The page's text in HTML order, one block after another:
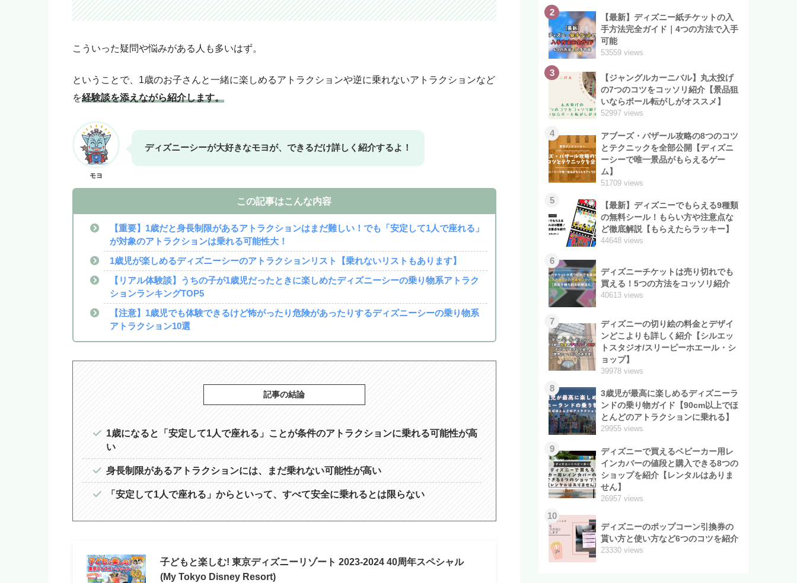
こういった疑問や悩みがある人も多いはず。
ということで、1歳のお子さんと一緒に楽しめるアトラクションや逆に乗れないアトラクションなど
を経験談を添えながら紹介します。
モヨ
ディズニーシーが大好きなモヨが、できるだけ詳しく紹介するよ！
この記事はこんな内容
【重要】1歳だと身長制限があるアトラクションはまだ難しい！でも「安定して1人で座れる」
が対象のアトラクションは乗れる可能性大！
1歳児が楽しめるディズニーシーのアトラクションリスト【乗れないリストもあります】
【リアル体験談】うちの子が1歳児だったときに楽しめたディズニーシーの乗り物系アトラク
ションランキングTOP5
【注意】1歳児でも体験できるけど怖がったり危険があったりするディズニーシーの乗り物系
アトラクション10選
記事の結論
1歳になると「安定して1人で座れる」ことが条件のアトラクションに乗れる可能性が高
い
身長制限があるアトラクションには、まだ乗れない可能性が高い
「安定して1人で座れる」からといって、すべて安全に乗れるとは限らない
子どもと楽しむ! 東京ディズニーリゾート 2023-2024 40周年スペシャル
(My Tokyo Disney Resort)
2
【最新】ディズニー紙チケットの入
手方法完全ガイド｜4つの方法で入手
可能
53559 views
3
【ジャングルカーニバル】丸太投げ
の7つのコツをコッソリ紹介【景品狙
いならボール転がしがオススメ】
52997 views
4
アブーズ・バザール攻略の8つのコツ
とテクニックを全部公開【ディズニ
ーシーで唯一景品がもらえるゲー
ム】
51709 views
5
【最新】ディズニーでもらえる9種類
の無料シール！もらい方や注意点な
ど徹底解説【もらえたらラッキー】
44648 views
6
ディズニーチケットは売り切れでも
買える！5つの方法をコッソリ紹介
40613 views
7
ディズニーの切り絵の料金とデザイ
ンどこよりも詳しく紹介【シルエッ
トスタジオ/スリーピーホエール・シ
ョップ】
39978 views
8
3歳児が最高に楽しめるディズニーラ
ンドの乗り物ガイド【90cm以上でほ
とんどのアトラクションに乗れる】
29955 views
9
ディズニーで買えるベビーカー用レ
インカバーの値段と購入できる8つの
ショップを紹介【レンタルはありま
せん】
26957 views
10
ディズニーのポップコーン引換券の
貰い方と使い方など6つのコツを紹介
23330 views